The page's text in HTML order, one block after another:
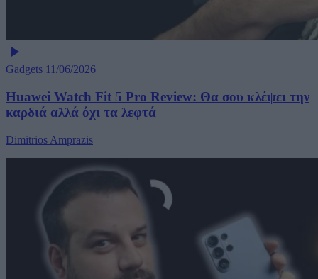
Gadgets 11/06/2026
Huawei Watch Fit 5 Pro Review: Θα σου κλέψει την
καρδιά αλλά όχι τα λεφτά
Dimitrios Amprazis